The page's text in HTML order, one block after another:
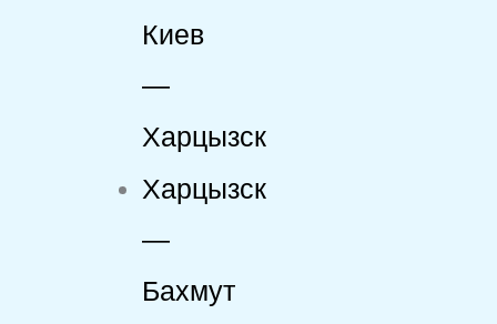
Киев
—
Харцызск
Харцызск
—
Бахмут